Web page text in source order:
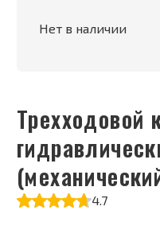
Трехходовой клапан
4.7
Нет в наличии